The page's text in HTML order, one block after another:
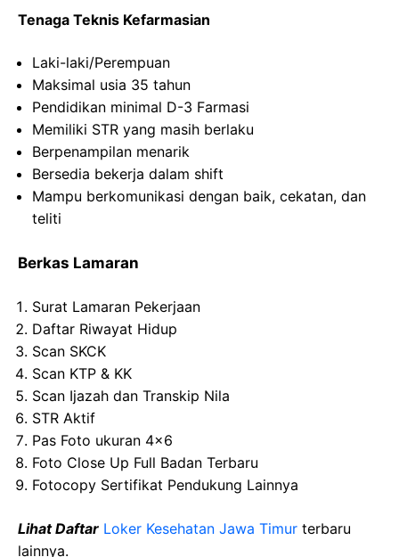
Tenaga Teknis Kefarmasian
Laki-laki/Perempuan
Maksimal usia 35 tahun
Pendidikan minimal D-3 Farmasi
Memiliki STR yang masih berlaku
Berpenampilan menarik
Bersedia bekerja dalam shift
Mampu berkomunikasi dengan baik, cekatan, dan
teliti
Berkas Lamaran
Surat Lamaran Pekerjaan
Daftar Riwayat Hidup
Scan SKCK
Scan KTP & KK
Scan Ijazah dan Transkip Nila
STR Aktif
Pas Foto ukuran 4×6
Foto Close Up Full Badan Terbaru
Fotocopy Sertifikat Pendukung Lainnya
Lihat Daftar Loker Kesehatan Jawa Timur terbaru
lainnya.